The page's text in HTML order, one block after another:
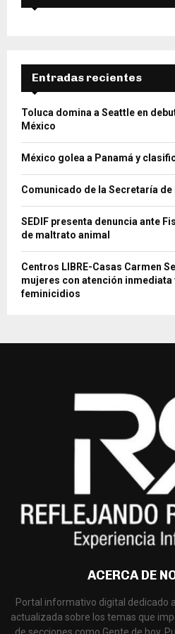
Entradas recientes
Toluca domina a Seattle en
México
México golea a Panamá y
Comunicado de la Secretaría
SEDIF presenta denuncia ante
de maltrato animal
Centros LIBRE-Casas Carmen
mujeres con atención inmediata
feminicidios
ACERCA DE
Portal informativo digital dedicado
actualizada sobre los temas que